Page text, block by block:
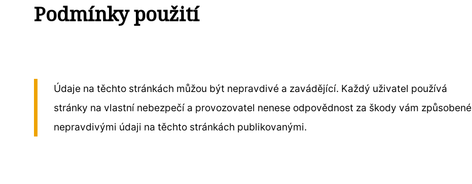
Podmínky použití
Údaje na těchto stránkách můžou být nepravdivé a zavádějící. Každý uživatel používá
stránky na vlastní nebezpečí a provozovatel nenese odpovědnost za škody vám způsobené
nepravdivými údaji na těchto stránkách publikovanými.